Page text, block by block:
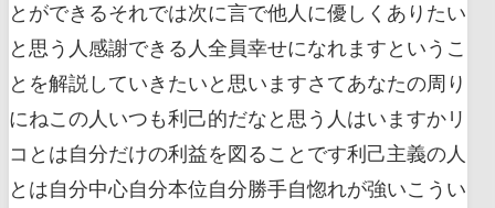
とができるそれでは次に言で他人に優しくありたい
と思う人感謝できる人全員幸せになれますというこ
とを解説していきたいと思いますさてあなたの周り
にねこの人いつも利己的だなと思う人はいますかリ
コとは自分だけの利益を図ることです利己主義の人
とは自分中心自分本位自分勝手自惚れが強いこうい